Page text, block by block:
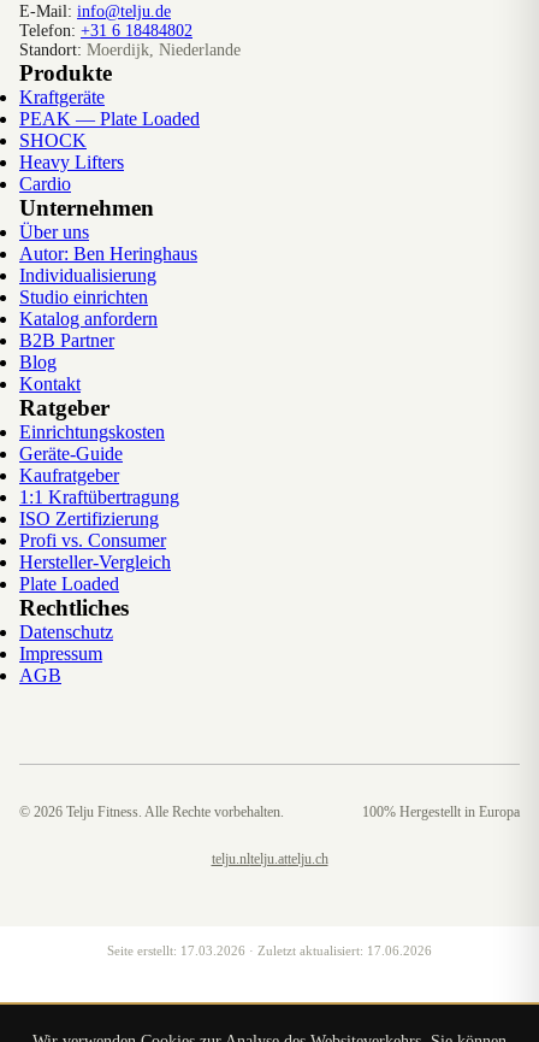
E-Mail: info@telju.de
Telefon: +31 6 18484802
Standort: Moerdijk, Niederlande
Produkte
Kraftgeräte
PEAK — Plate Loaded
SHOCK
Heavy Lifters
Cardio
Unternehmen
Über uns
Autor: Ben Heringhaus
Individualisierung
Studio einrichten
Katalog anfordern
B2B Partner
Blog
Kontakt
Ratgeber
Einrichtungskosten
Geräte-Guide
Kaufratgeber
1:1 Kraftübertragung
ISO Zertifizierung
Profi vs. Consumer
Hersteller-Vergleich
Plate Loaded
Rechtliches
Datenschutz
Impressum
AGB
© 2026 Telju Fitness. Alle Rechte vorbehalten. 100% Hergestellt in Europa
telju.nltelju.attelju.ch
Seite erstellt: 17.03.2026 · Zuletzt aktualisiert: 17.06.2026